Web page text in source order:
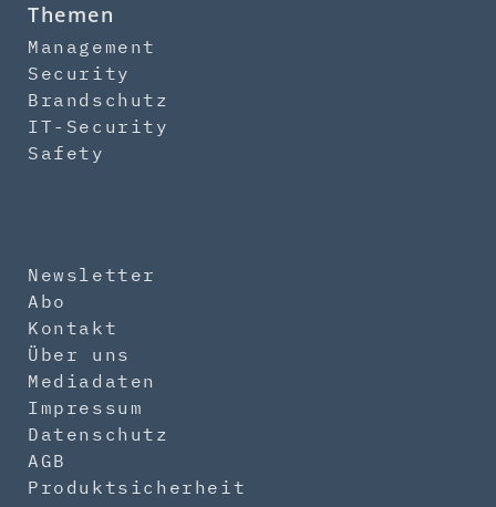
Themen
Management
Security
Brandschutz
IT-Security
Safety
Newsletter
Abo
Kontakt
Über uns
Mediadaten
Impressum
Datenschutz
AGB
Produktsicherheit